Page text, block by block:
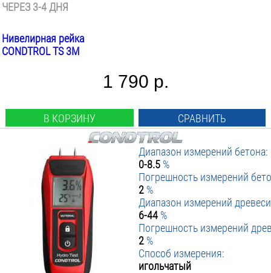
ЧЕРЕЗ 3-4 ДНЯ
Нивелирная рейка
CONDTROL TS 3M
1 790 р.
В КОРЗИНУ СРАВНИТЬ
Диапазон измерений бетона:
0-8.5 %
Погрешность измерений
2 %
Диапазон измерений
6-44 %
Погрешность измерений
2 %
Способ измерения:
игольчатый